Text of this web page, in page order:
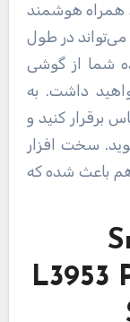
می‌تواند در طول
شما از گوشی
داشت. به
برقرار کنید و
سخت افزار
باعث شده که
L3953